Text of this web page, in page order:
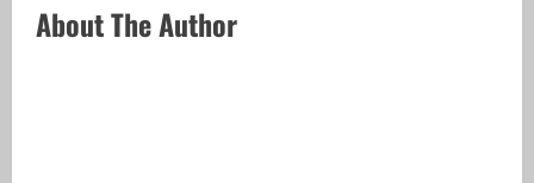
About The Author